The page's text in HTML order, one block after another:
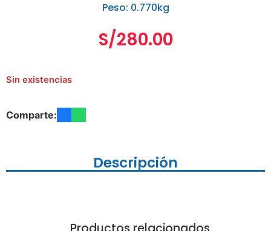
Peso: 0.770kg
S/280.00
Sin existencias
Comparte:
Descripción